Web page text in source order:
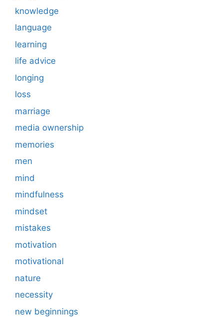
knowledge
language
learning
life advice
longing
loss
marriage
media ownership
memories
men
mind
mindfulness
mindset
mistakes
motivation
motivational
nature
necessity
new beginnings